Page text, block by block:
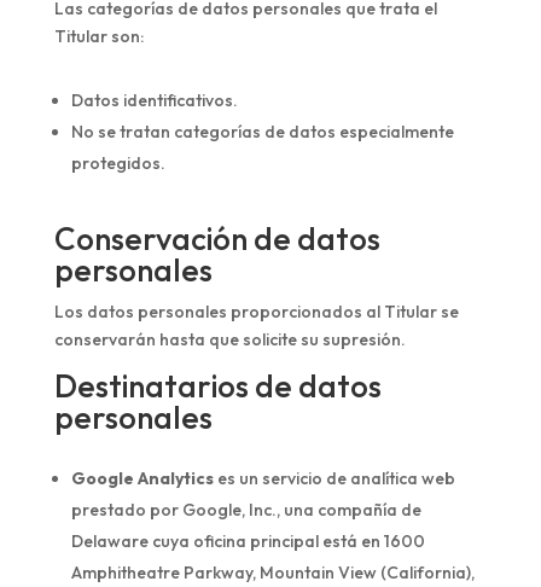
Las categorías de datos personales que trata el
Titular son:
Datos identificativos.
No se tratan categorías de datos especialmente
protegidos.
Conservación de datos
personales
Los datos personales proporcionados al Titular se
conservarán hasta que solicite su supresión.
Destinatarios de datos
personales
Google Analyticses un servicio de analítica web
prestado por Google, Inc., una compañía de
Delaware cuya oficina principal está en 1600
Amphitheatre Parkway, Mountain View (California),